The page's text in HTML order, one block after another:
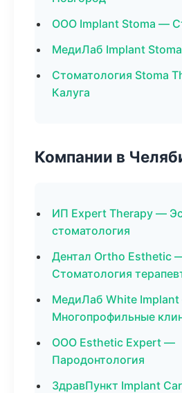
ООО Implant Stoma —
МедиЛаб Implant
Стоматология Stoma
Калуга
Компании в
ИП Expert Therapy —
стоматология
Дентал Ortho Esthetic
Стоматология
МедиЛаб White
Многопрофильные
ООО Esthetic Expert —
Пародонтология
ЗдравПункт Implant